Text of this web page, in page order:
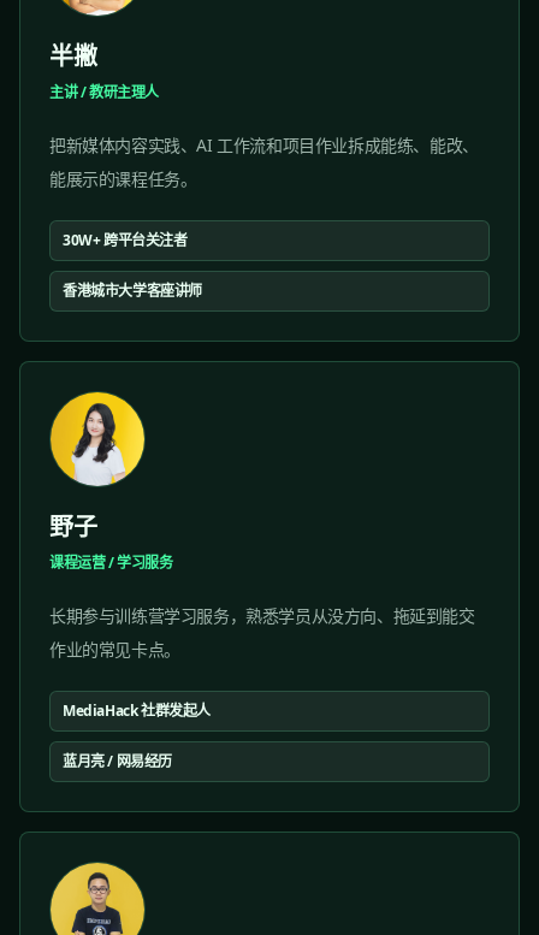
半撇
主讲 / 教研主理人
把新媒体内容实践、AI 工作流和项目作业拆成能练、能改、
能展示的课程任务。
30W+ 跨平台关注者
香港城市大学客座讲师
野子
课程运营 / 学习服务
长期参与训练营学习服务，熟悉学员从没方向、拖延到能交
作业的常见卡点。
MediaHack 社群发起人
蓝月亮 / 网易经历